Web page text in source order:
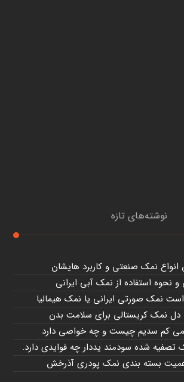
نوشته‌های تازه
انواع نمک صنعتی و کاربرد هایشان
نحوه استفاده از نمک آبی ایرانی
است نمک صورتی ایرانی یا نمک هیمالیا
نمک کریستالی برای سلامت بدن
کم سدیم چیست و چه خواصی دارد
تصفیه شده سودمند یددار چه فوایدی دارد.
بسته بندی نمک پودری آذرخش